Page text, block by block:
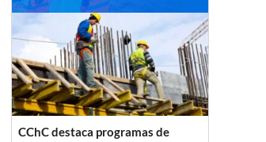
CChC destaca programas de